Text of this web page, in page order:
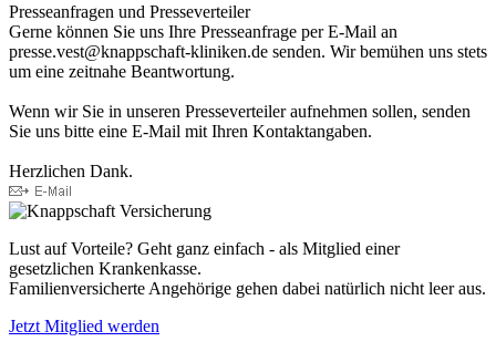
Presseanfragen und Presseverteiler
Gerne können Sie uns Ihre Presseanfrage per E-Mail an
presse.vest@knappschaft-kliniken.de senden. Wir bemühen uns stets
um eine zeitnahe Beantwortung.
Wenn wir Sie in unseren Presseverteiler aufnehmen sollen, senden
Sie uns bitte eine E-Mail mit Ihren Kontaktangaben.
Herzlichen Dank.
Lust auf Vorteile? Geht ganz einfach - als Mitglied einer
gesetzlichen Krankenkasse.
Familienversicherte Angehörige gehen dabei natürlich nicht leer aus.
Jetzt Mitglied werden